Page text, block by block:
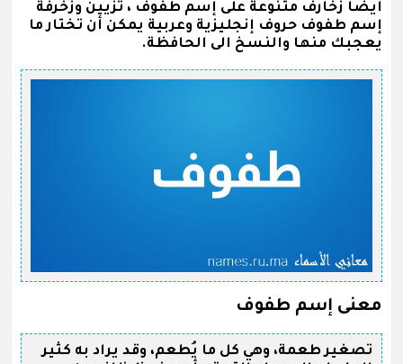
أيضا زخارف متنوعة على إسم طفوف ، تزيين وزخرفة
إسم طفوف حروف إنجليزية وعربية يمكن أن تختار ما
يعجبك منها والنسخ الى الحافظة.
معنى إسم طفوف
تصغير طعمة، وهي كل ما يُطعم، وقد يراد به كثير